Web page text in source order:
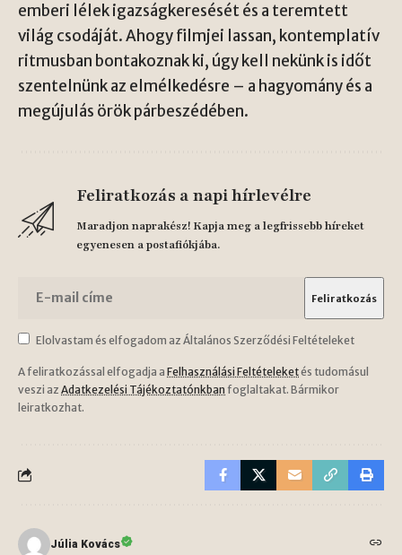
emberi lélek igazságkeresését és a teremtett
világ csodáját. Ahogy filmjei lassan, kontemplatív
ritmusban bontakoznak ki, úgy kell nekünk is időt
szentelnünk az elmélkedésre – a hagyomány és a
megújulás örök párbeszédében.
Feliratkozás a napi hírlevélre
Maradjon naprakész! Kapja meg a legfrissebb híreket
egyenesen a postafiókjába.
Elolvastam és elfogadom az Általános Szerződési Feltételeket
A feliratkozással elfogadja a Felhasználási Feltételeketés tudomásul
veszi az Adatkezelési Tájékoztatónkban foglaltakat. Bármikor
leiratkozhat.
Júlia Kovács